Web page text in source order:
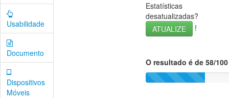
Usabilidade
Documento
Dispositivos
Móveis
Estatísticas
desatualizadas?
ATUALIZE
!
O resultado é de 58/100